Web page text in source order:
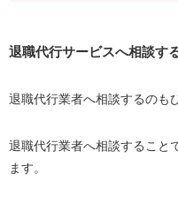
退職代行サービスへ相談す
退職代行業者へ相談するのも
退職代行業者へ相談すること
ます。